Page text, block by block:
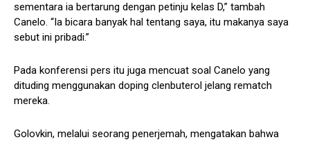
sementara ia bertarung dengan petinju kelas D,” tambah
Canelo. “Ia bicara banyak hal tentang saya, itu makanya saya
sebut ini pribadi.”
Pada konferensi pers itu juga mencuat soal Canelo yang
dituding menggunakan doping clenbuterol jelang rematch
mereka.
Golovkin, melalui seorang penerjemah, mengatakan bahwa